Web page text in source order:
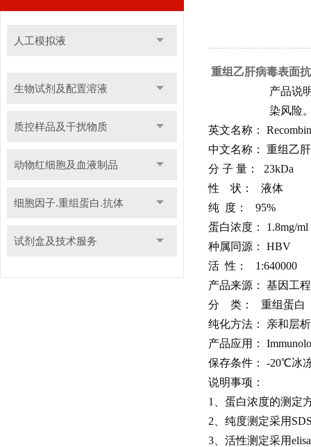
人工模拟液
生物试剂及配置溶液
质控样品及干扰物质
动物红细胞及血液制品
细胞因子.重组蛋白.抗体
试剂盒及技术服务
重组乙肝病毒表面
产品说
染风险
英文名称：
中文名称：
重组乙
分 子 量： 23kDa
性
状： 液体
纯 度：
95%
蛋白浓度：
1.8mg/ml
种属同源：
HBV
活 性：
1:640000
产品来源：
基因工
分
类： 重组蛋白
纯化方法：
亲和层析
产品应用：
保存条件：
-20℃冰
说明事项：
1
、蛋白浓度的测
2 、纯度测定采用
3 、活性测定采用elisa